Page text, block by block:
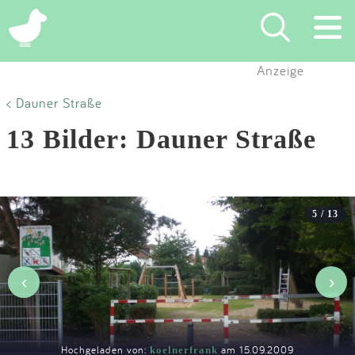
×
Eintragen
Blog
Partner
Kontakt
Anzeige
< Dauner Straße
13 Bilder: Dauner Straße
Hochgeladen von: koelnerfrank am 15.09.2009
5 / 13
‹ ›